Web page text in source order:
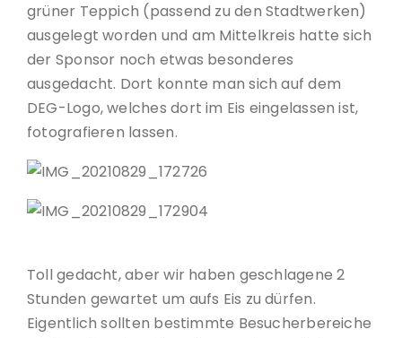
grüner Teppich (passend zu den Stadtwerken)
ausgelegt worden und am Mittelkreis hatte sich
der Sponsor noch etwas besonderes
ausgedacht. Dort konnte man sich auf dem
DEG-Logo, welches dort im Eis eingelassen ist,
fotografieren lassen.
Toll gedacht, aber wir haben geschlagene 2
Stunden gewartet um aufs Eis zu dürfen.
Eigentlich sollten bestimmte Besucherbereiche